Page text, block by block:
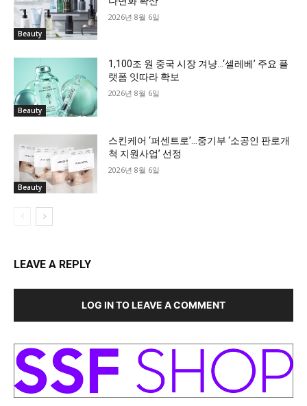
Beauty
2026년 8월 6일
Beauty
1,100조 원 중국 시장 겨냥…‘셀레베’ 주요 플
랫폼 잇따라 확보
2026년 8월 6일
Beauty
스킨케어 ‘퍼센트로’…중기부 ‘소공인 판로개
척 지원사업’ 선정
2026년 8월 6일
LEAVE A REPLY
LOG IN TO LEAVE A COMMENT